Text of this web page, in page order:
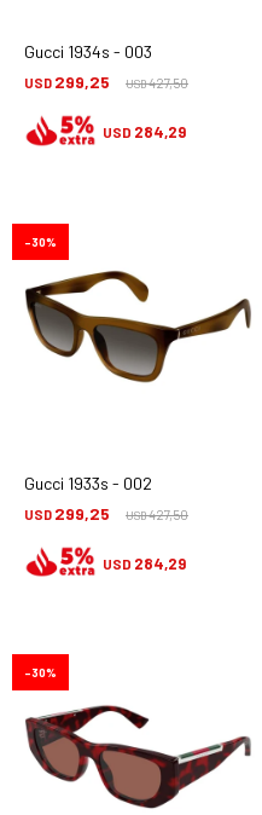
Gucci 1934s - 003
USD 299,25 USD427,50
USD 284,29
Gucci 1933s - 002
USD 299,25 USD427,50
30
USD 284,29
30